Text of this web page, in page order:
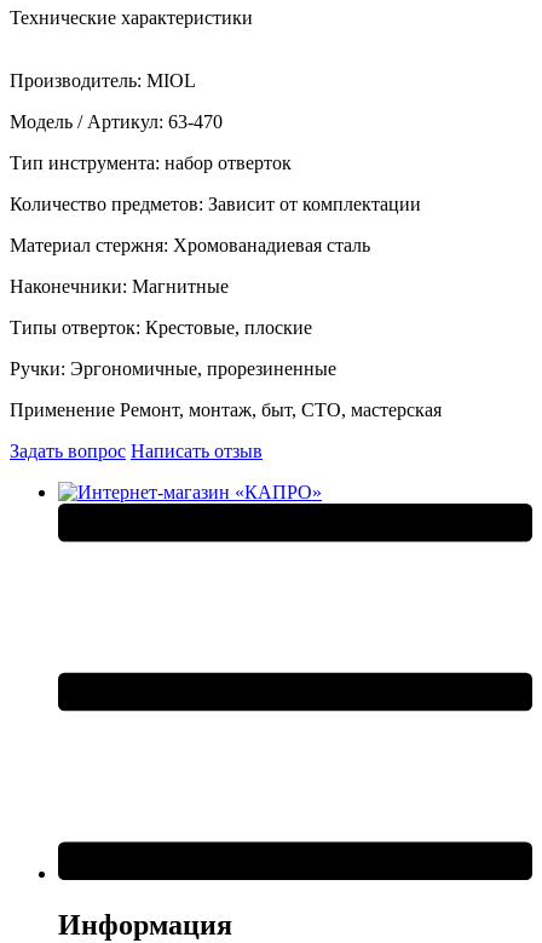
Технические характеристики
Производитель: MIOL
Модель / Артикул: 63-470
Тип инструмента: набор отверток
Количество предметов: Зависит от комплектации
Материал стержня: Хромованадиевая сталь
Наконечники: Магнитные
Типы отверток: Крестовые, плоские
Ручки: Эргономичные, прорезиненные
Применение Ремонт, монтаж, быт, СТО, мастерская
Задать вопрос Написать отзыв
Информация